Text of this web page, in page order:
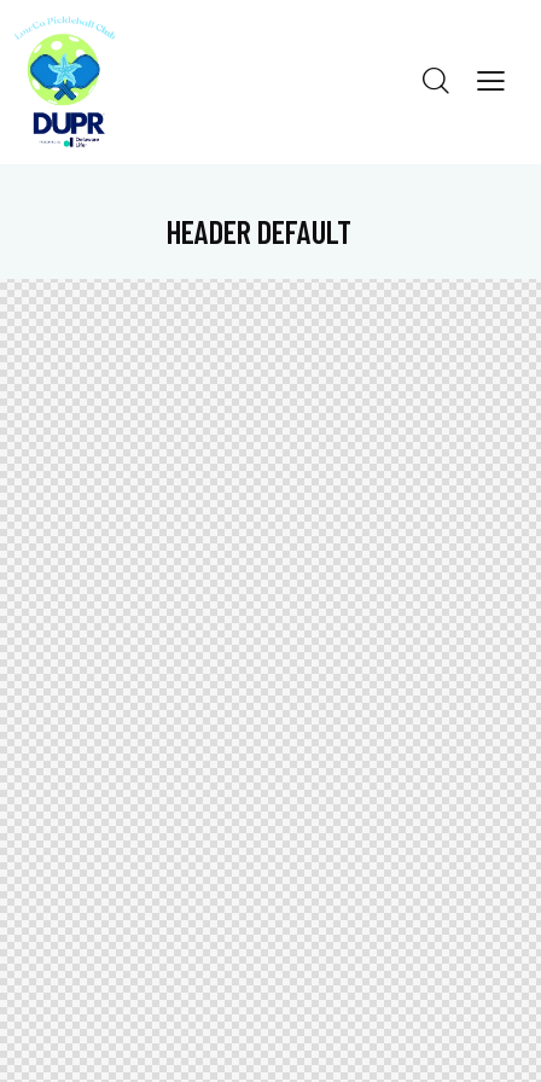
HEADER DEFAULT